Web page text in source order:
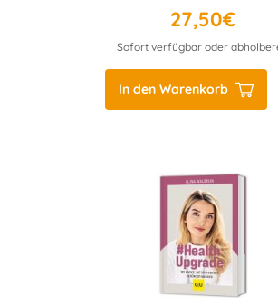
27,50€
Sofort verfügbar oder
In den Warenkorb